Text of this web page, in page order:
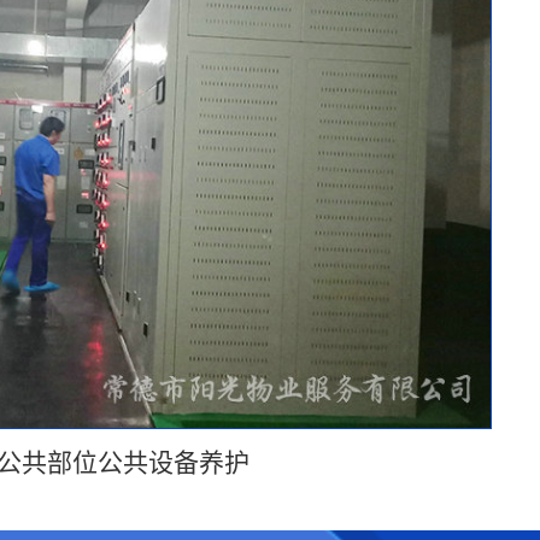
共部位公共设备养护